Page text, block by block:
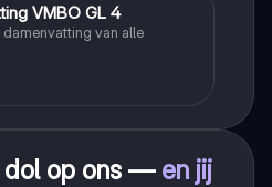
VMBO GL 4
van alle
dol op ons — en jij